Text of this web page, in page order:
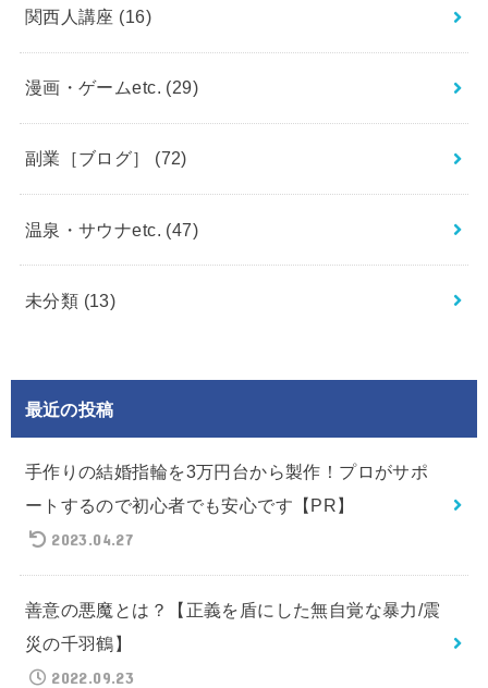
関西人講座 (16)
漫画・ゲームetc. (29)
副業［ブログ］ (72)
温泉・サウナetc. (47)
未分類 (13)
最近の投稿
手作りの結婚指輪を3万円台から製作！プロがサポ
ートするので初心者でも安心です【PR】
2023.04.27
善意の悪魔とは？【正義を盾にした無自覚な暴力/震
災の千羽鶴】
2022.09.23